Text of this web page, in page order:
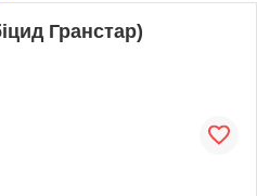
Гранстар)